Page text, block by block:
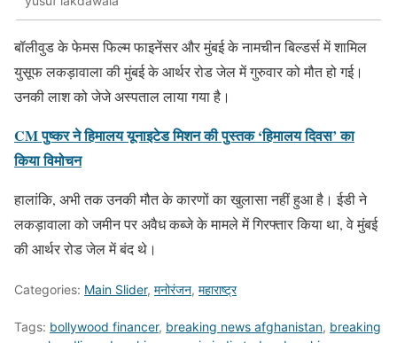
बॉलीवुड के फेमस फिल्म फाइनेंसर और मुंबई के नामचीन बिल्डर्स में शामिल
युसूफ लकड़ावाला की मुंबई के आर्थर रोड जेल में गुरुवार को मौत हो गई।
उनकी लाश को जेजे अस्पताल लाया गया है।
CM पुष्कर ने हिमालय यूनाइटेड मिशन की पुस्तक ‘हिमालय दिवस’ का
किया विमोचन
हालांकि, अभी तक उनकी मौत के कारणों का खुलासा नहीं हुआ है। ईडी ने
लकड़ावाला को जमीन पर अवैध कब्जे के मामले में गिरफ्तार किया था, वे मुंबई
की आर्थर रोड जेल में बंद थे।
Categories: Main Slider, मनोरंजन, महाराष्ट्र
Tags: bollywood financer, breaking news afghanistan, breaking